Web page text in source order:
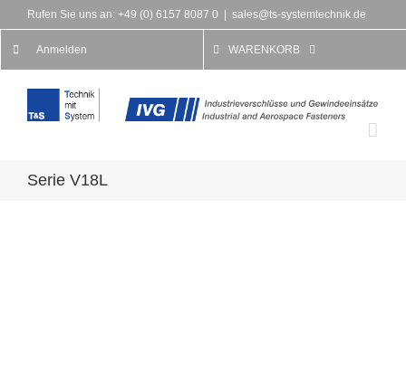
Rufen Sie uns an: +49 (0) 6157 8087 0 sales@ts-systemtechnik.de
Anmelden WARENKORB
Serie V18L